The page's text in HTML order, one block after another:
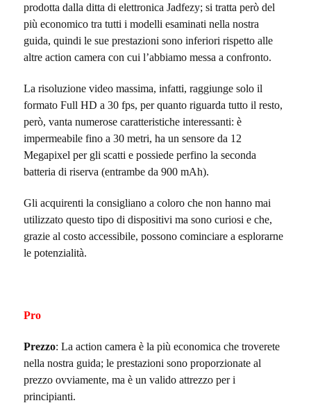
prodotta dalla ditta di elettronica Jadfezy; si tratta però del
più economico tra tutti i modelli esaminati nella nostra
guida, quindi le sue prestazioni sono inferiori rispetto alle
altre action camera con cui l’abbiamo messa a confronto.
La risoluzione video massima, infatti, raggiunge solo il
formato Full HD a 30 fps, per quanto riguarda tutto il resto,
però, vanta numerose caratteristiche interessanti: è
impermeabile fino a 30 metri, ha un sensore da 12
Megapixel per gli scatti e possiede perfino la seconda
batteria di riserva (entrambe da 900 mAh).
Gli acquirenti la consigliano a coloro che non hanno mai
utilizzato questo tipo di dispositivi ma sono curiosi e che,
grazie al costo accessibile, possono cominciare a esplorarne
le potenzialità.
Pro
Prezzo: La action camera è la più economica che troverete
nella nostra guida; le prestazioni sono proporzionate al
prezzo ovviamente, ma è un valido attrezzo per i
principianti.